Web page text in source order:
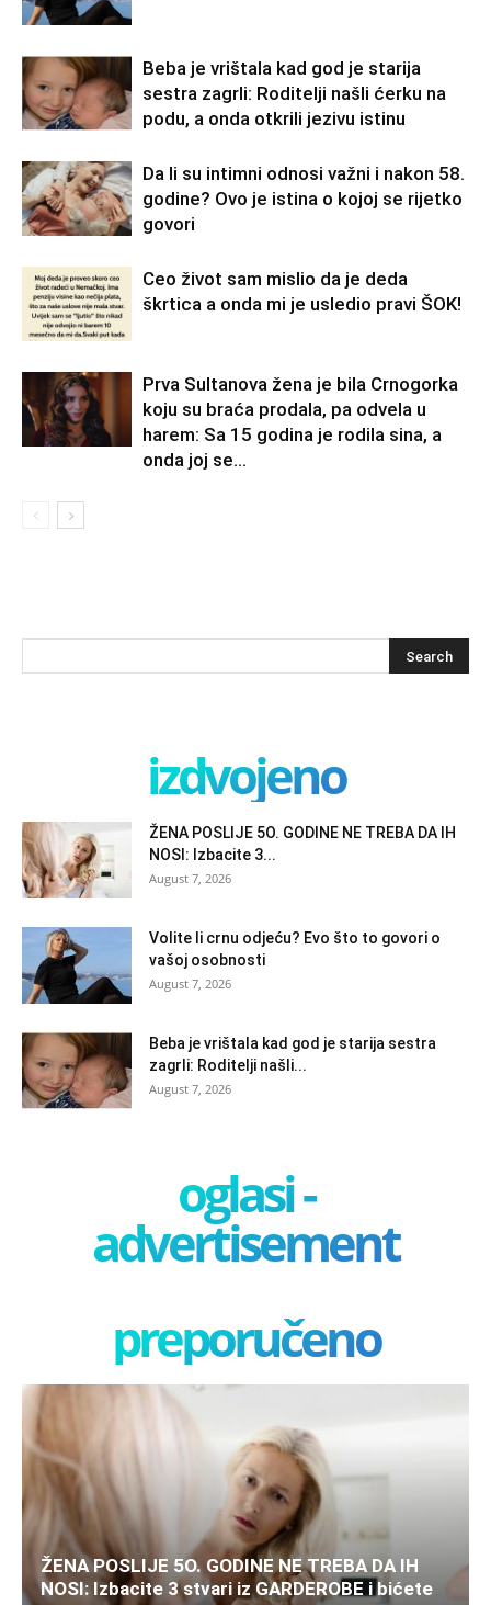
Beba je vrištala kad god je starija
sestra zagrli: Roditelji našli ćerku na
podu, a onda otkrili jezivu istinu
Da li su intimni odnosi važni i nakon 58.
godine? Ovo je istina o kojoj se rijetko
govori
Ceo život sam mislio da je deda
škrtica a onda mi je usledio pravi ŠOK!
Prva Sultanova žena je bila Crnogorka
koju su braća prodala, pa odvela u
harem: Sa 15 godina je rodila sina, a
onda joj se...
izdvojeno
ŽENA POSLIJE 5O. GODINE NE TREBA DA IH
NOSI: Izbacite 3...
August 7, 2026
Volite li crnu odjeću? Evo što to govori o
vašoj osobnosti
August 7, 2026
Beba je vrištala kad god je starija sestra
zagrli: Roditelji našli...
August 7, 2026
oglasi -
advertisement
preporučeno
ŽENA POSLIJE 5O. GODINE NE TREBA DA IH
NOSI: Izbacite 3 stvari iz GARDEROBE i bićete